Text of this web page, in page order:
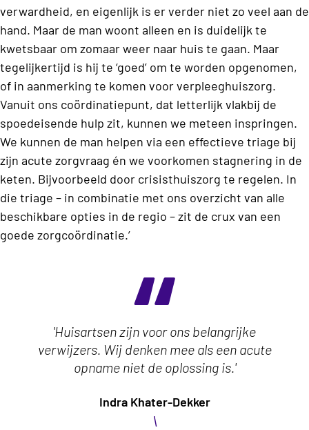
verwardheid, en eigenlijk is er verder niet zo veel aan de
hand. Maar de man woont alleen en is duidelijk te
kwetsbaar om zomaar weer naar huis te gaan. Maar
tegelijkertijd is hij te ‘goed’ om te worden opgenomen,
of in aanmerking te komen voor verpleeghuiszorg.
Vanuit ons coördinatiepunt, dat letterlijk vlakbij de
spoedeisende hulp zit, kunnen we meteen inspringen.
We kunnen de man helpen via een effectieve triage bij
zijn acute zorgvraag én we voorkomen stagnering in de
keten. Bijvoorbeeld door crisisthuiszorg te regelen. In
die triage – in combinatie met ons overzicht van alle
beschikbare opties in de regio – zit de crux van een
goede zorgcoördinatie.’
'Huisartsen zijn voor ons belangrijke
verwijzers. Wij denken mee als een acute
opname niet de oplossing is.'
Indra Khater-Dekker
\